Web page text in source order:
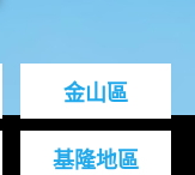
金山區
基隆地區